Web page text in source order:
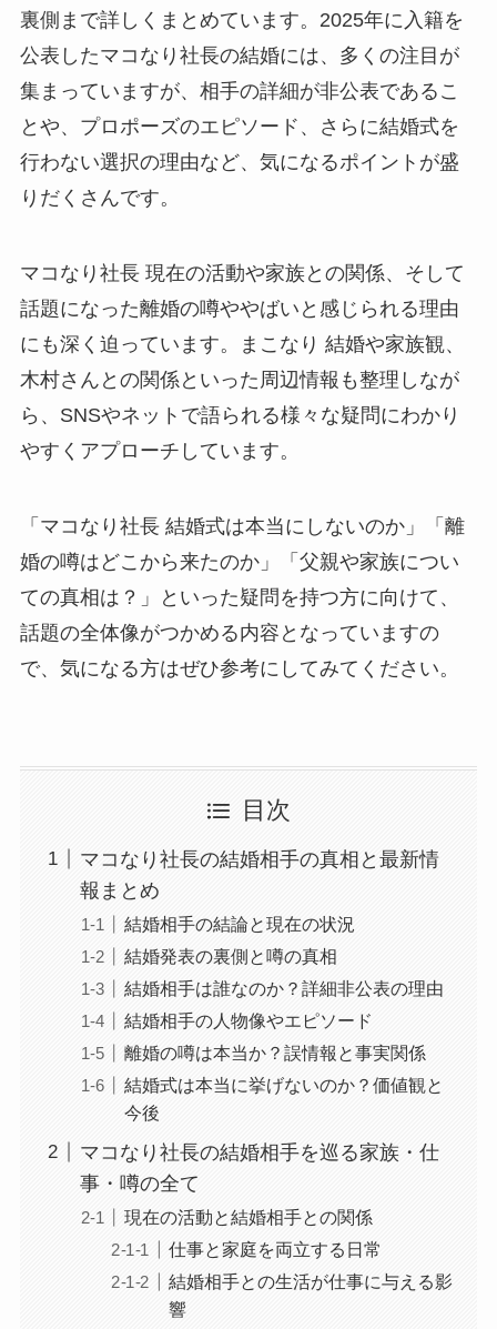
裏側まで詳しくまとめています。2025年に入籍を
公表したマコなり社長の結婚には、多くの注目が
集まっていますが、相手の詳細が非公表であるこ
とや、プロポーズのエピソード、さらに結婚式を
行わない選択の理由など、気になるポイントが盛
りだくさんです。
マコなり社長 現在の活動や家族との関係、そして
話題になった離婚の噂ややばいと感じられる理由
にも深く迫っています。まこなり 結婚や家族観、
木村さんとの関係といった周辺情報も整理しなが
ら、SNSやネットで語られる様々な疑問にわかり
やすくアプローチしています。
「マコなり社長 結婚式は本当にしないのか」「離
婚の噂はどこから来たのか」「父親や家族につい
ての真相は？」といった疑問を持つ方に向けて、
話題の全体像がつかめる内容となっていますの
で、気になる方はぜひ参考にしてみてください。
目次
マコなり社長の結婚相手の真相と最新情
報まとめ
結婚相手の結論と現在の状況
結婚発表の裏側と噂の真相
結婚相手は誰なのか？詳細非公表の理由
結婚相手の人物像やエピソード
離婚の噂は本当か？誤情報と事実関係
結婚式は本当に挙げないのか？価値観と
今後
マコなり社長の結婚相手を巡る家族・仕
事・噂の全て
現在の活動と結婚相手との関係
仕事と家庭を両立する日常
結婚相手との生活が仕事に与える影
響